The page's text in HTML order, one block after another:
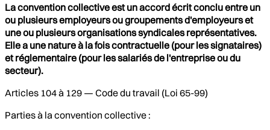
La convention collective est un accord écrit conclu entre un
ou plusieurs employeurs ou groupements d'employeurs et
une ou plusieurs organisations syndicales représentatives.
Elle a une nature à la fois contractuelle (pour les signataires)
et réglementaire (pour les salariés de l'entreprise ou du
secteur).
Articles 104 à 129 — Code du travail (Loi 65-99)
Parties à la convention collective :